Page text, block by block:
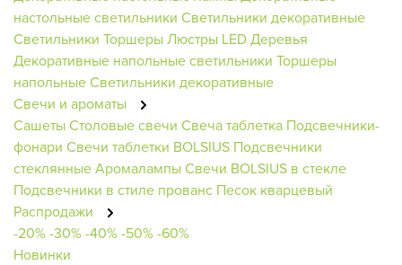
настольные светильники Светильники декоративные
Светильники ТоршерыЛюстры LED Деревья
Декоративные напольные светильники Торшеры
напольныеСветильники декоративные
Свечи и ароматы
СашетыСтоловые свечи Свеча таблетка Подсвечники-
фонари Свечи таблетки BOLSIUS Подсвечники
стеклянныеАромалампыСвечи BOLSIUS в стекле
Подсвечники в стиле прованс Песок кварцевый
Распродажи
-20%-30%-40%-50%-60%
Новинки